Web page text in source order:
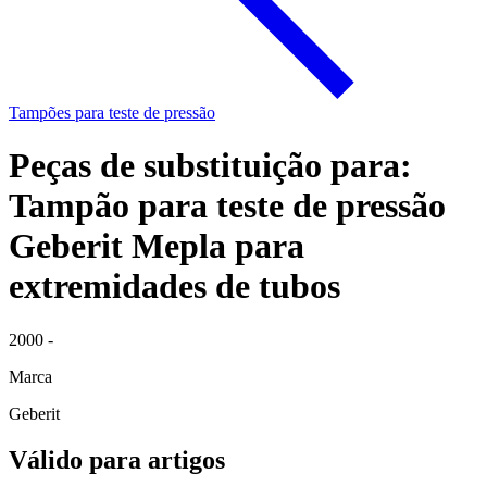
Tampões para teste de pressão
Peças de substituição para:
Tampão para teste de pressão
Geberit Mepla para
extremidades de tubos
2000 -
Marca
Geberit
Válido para artigos